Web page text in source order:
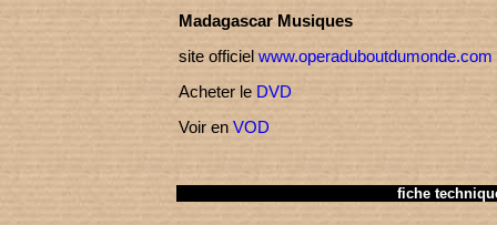
Madagascar Musiques
site officiel www.operaduboutdumonde.com
Acheter le DVD
Voir en VOD
fiche